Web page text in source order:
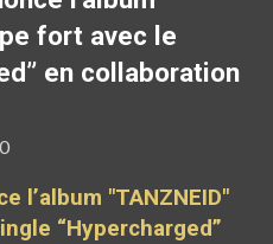
fort avec le
en collaboration
l’album "TANZNEID"
“Hypercharged”